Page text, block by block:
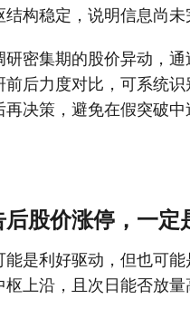
构稳定，说明信息尚未
研密集期的股价异动，
前后力度对比，可系统
决策，避免在假突破中
股价涨停，一定
能是利好驱动，但也可
枢上沿，且次日能否放